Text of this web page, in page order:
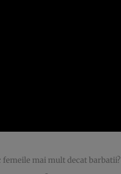
femeile mai mult decat barbatii?